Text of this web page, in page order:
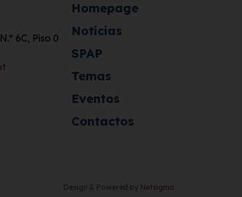
6C, Piso 0
Homepage
Notícias
SPAP
Temas
Eventos
Contactos
Design & Powered by Netsigma